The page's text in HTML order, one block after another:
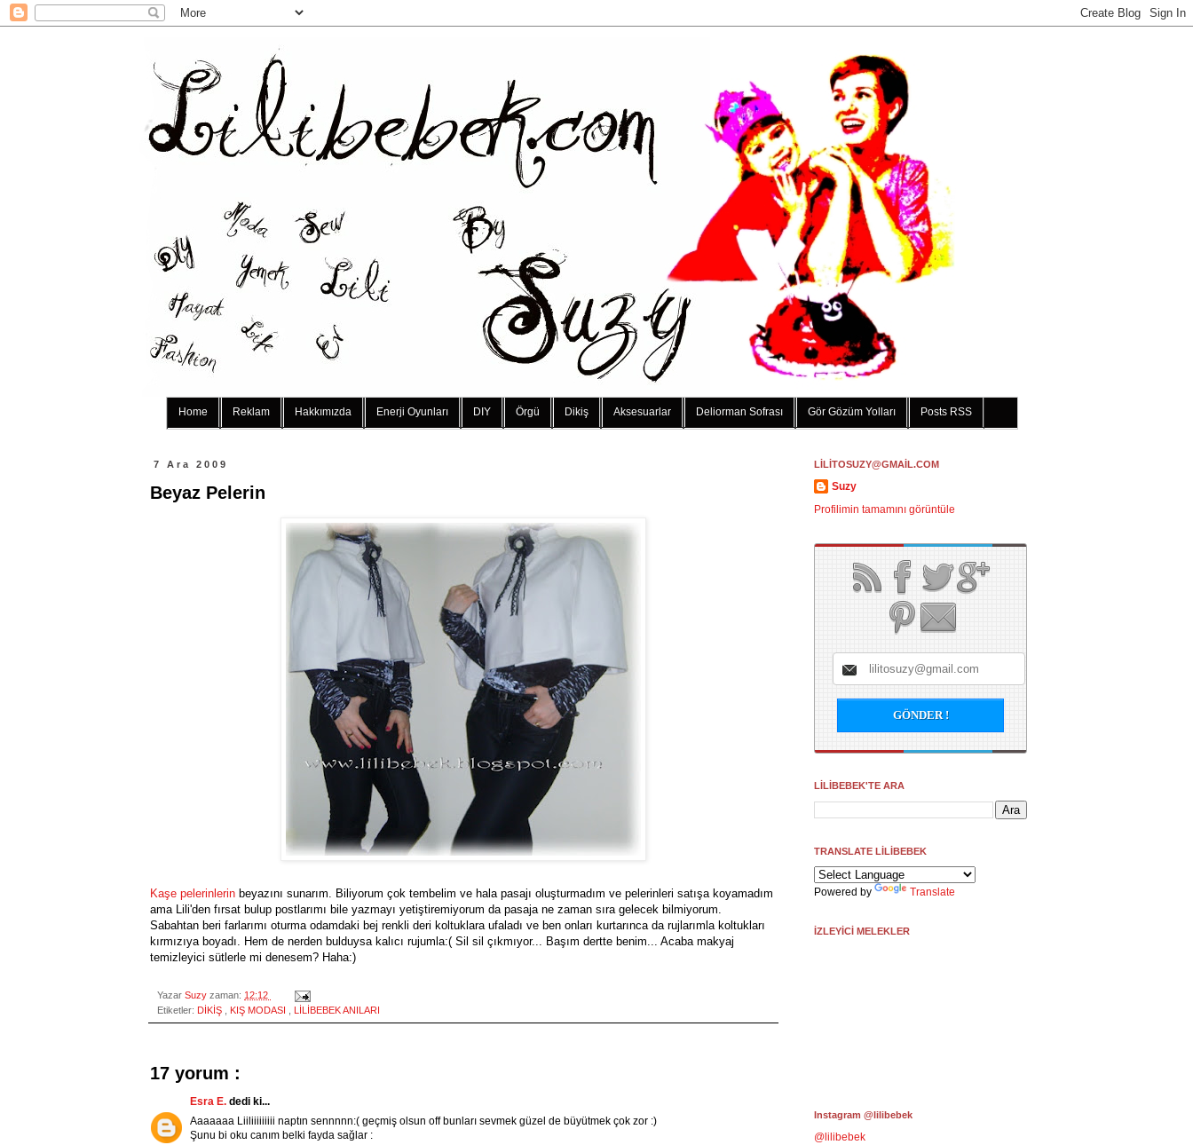
Home Reklam Hakkımızda Enerji Oyunları DIY Örgü Dikiş Aksesuarlar Deliorman Sofrası Gör Gözüm Yolları Posts RSS
7 Ara 2009
Beyaz Pelerin
Kaşe pelerinlerin beyazını sunarım. Biliyorum çok tembelim ve hala pasajı oluşturmadım ve pelerinleri satışa koyamadım
ama Lili'den fırsat bulup postlarımı bile yazmayı yetiştiremiyorum da pasaja ne zaman sıra gelecek bilmiyorum.
Sabahtan beri farlarımı oturma odamdaki bej renkli deri koltuklara ufaladı ve ben onları kurtarınca da rujlarımla koltukları
kırmızıya boyadı. Hem de nerden bulduysa kalıcı rujumla:( Sil sil çıkmıyor... Başım dertte benim... Acaba makyaj
temizleyici sütlerle mi denesem? Haha:)
Yazar Suzy zaman: 12:12
Etiketler: DİKİŞ KIŞ MODASI LİLİBEBEK ANILARI
17 yorum :
Esra E. dedi ki...
Aaaaaaa Liiliiiiiiiii naptın sennnnn:( geçmiş olsun off bunları sevmek güzel de büyütmek çok zor :)
Şunu bi oku canım belki fayda sağlar :
LİLİTOSUZY@GMAİL.COM
Suzy
Profilimin tamamını görüntüle
LİLİBEBEK'TE ARA
TRANSLATE LİLİBEBEK
Powered by Translate
İZLEYİCİ MELEKLER
Instagram @lilibebek
@lilibebek